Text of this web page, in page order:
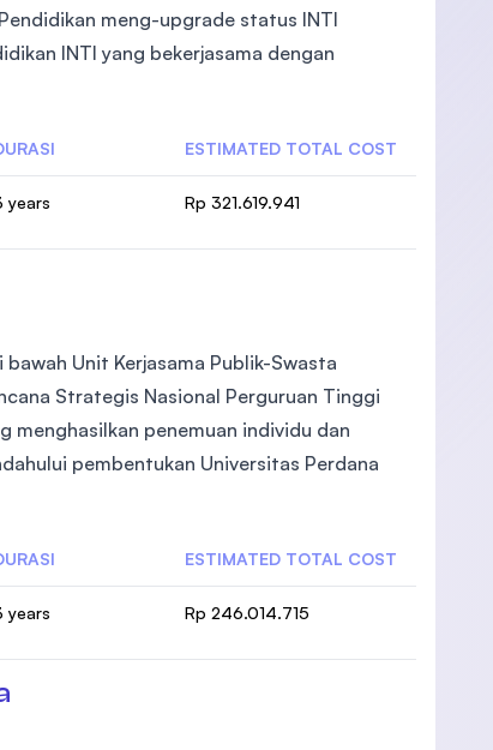
meng-upgrade status INTI
INTI yang bekerjasama dengan
ESTIMATED TOTAL COST
years Rp 321.619.941
Unit Kerjasama Publik-Swasta
Strategis Nasional Perguruan Tinggi
menghasilkan penemuan individu dan
pembentukan Universitas Perdana
ESTIMATED TOTAL COST
years Rp 246.014.715